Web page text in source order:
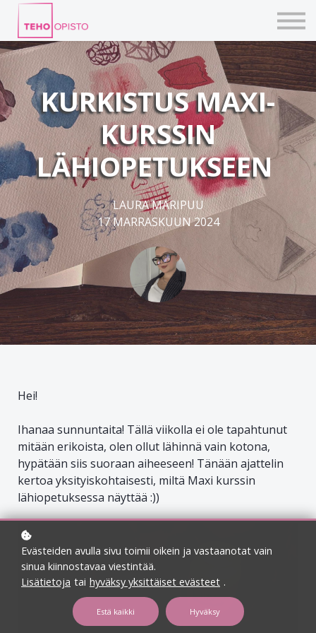
TAIDEPAJAT
ILMOITTAUDU
KIRJAUDU TEHOVERKKOON
KURKISTUS MAXI-
KURSSIN
LÄHIOPETUKSEEN
LAURA MARIPUU
17 MARRASKUUN 2024
Hei!
Ihanaa sunnuntaita! Tällä viikolla ei ole tapahtunut
mitään erikoista, olen ollut lähinnä vain kotona,
hypätään siis suoraan aiheeseen! Tänään ajattelin
kertoa yksityiskohtaisesti, miltä Maxi kurssin
lähiopetuksessa näyttää :))
Evästeiden avulla sivu toimii oikein ja vastaanotat vain
sinua kiinnostavaa viestintää.
Lisätietoja tai hyväksy yksittäiset evästeet .
Estä kaikki Hyväksy